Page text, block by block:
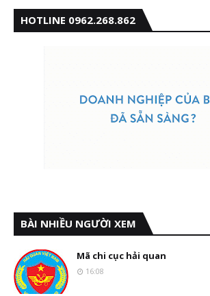
HOTLINE 0962.268.862
BÀI NHIỀU NGƯỜI XEM
Mã chi cục hải quan
16:08